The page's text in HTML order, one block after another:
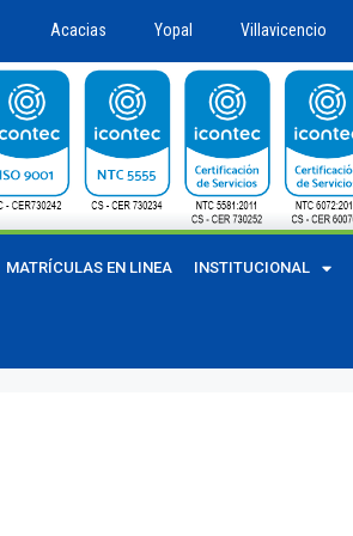
Acacias Yopal Villavicencio
MATRÍCULAS EN LINEA INSTITUCIONAL